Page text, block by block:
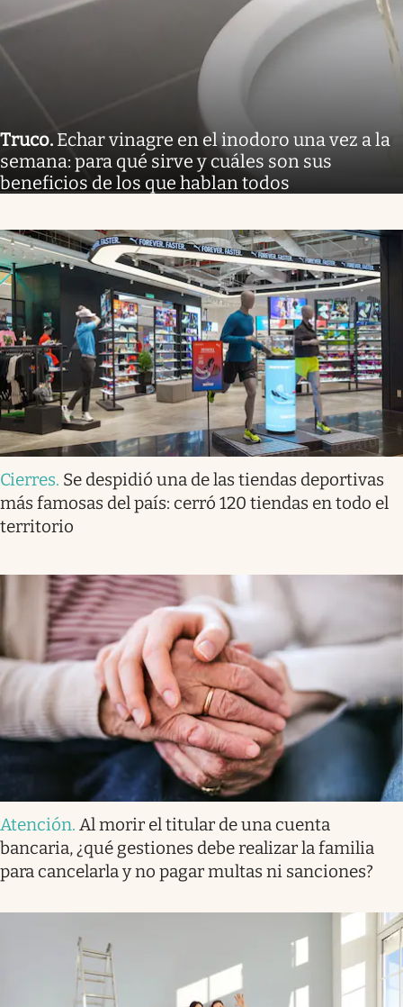
Truco. Echar vinagre en el inodoro una vez a la
semana: para qué sirve y cuáles son sus
beneficios de los que hablan todos
Cierres. Se despidió una de las tiendas deportivas
más famosas del país: cerró 120 tiendas en todo el
territorio
Atención. Al morir el titular de una cuenta
bancaria, ¿qué gestiones debe realizar la familia
para cancelarla y no pagar multas ni sanciones?